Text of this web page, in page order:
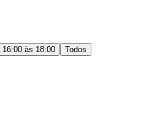
16:00 às 18:00
Todos